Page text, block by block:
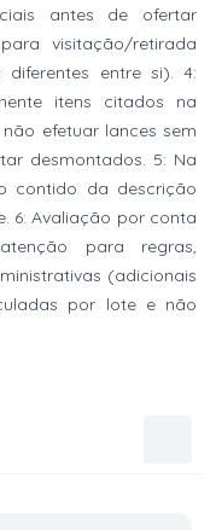
antes de ofertar
visitação/retirada
entre si). 4:
itens citados na
efetuar lances sem
desmontados. 5: Na
contido da descrição
6: Avaliação por conta
para regras,
(adicionais
por lote e não